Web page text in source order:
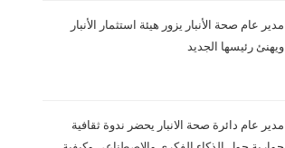
مدير عام صحة الأنبار يزور هيئة استثمار الأنبار
ويهنئ رئيسها الجديد
مدير عام دائرة صحة الانبار يحضر ندوة ثقافية